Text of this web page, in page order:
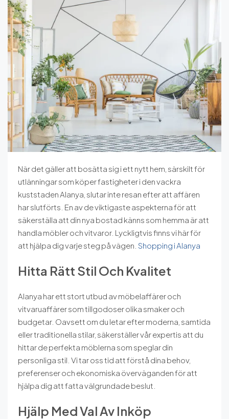
När det gäller att bosätta sig i ett nytt hem, särskilt för
utlänningar som köper fastigheter i den vackra
kuststaden Alanya, slutar inte resan efter att affären
har slutförts. En av de viktigaste aspekterna för att
säkerställa att din nya bostad känns som hemma är att
handla möbler och vitvaror. Lyckligtvis finns vi här för
att hjälpa dig varje steg på vägen. Shopping i Alanya
Hitta Rätt Stil Och Kvalitet
Alanya har ett stort utbud av möbelaffärer och
vitvaruaffärer som tillgodoser olika smaker och
budgetar. Oavsett om du letar efter moderna, samtida
eller traditionella stilar, säkerställer vår expertis att du
hittar de perfekta möblerna som speglar din
personliga stil. Vi tar oss tid att förstå dina behov,
preferenser och ekonomiska överväganden för att
hjälpa dig att fatta välgrundade beslut.
Hjälp Med Val Av Inköp